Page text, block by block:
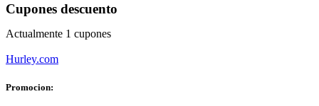
Cupones descuento
Actualmente 1 cupones
Hurley.com
Promocion: